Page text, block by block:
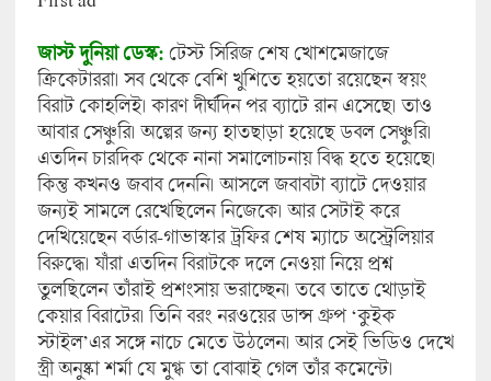
জাস্ট দুনিয়া ডেস্ক:টেস্ট সিরিজ শেষ খোশমেজাজে
ক্রিকেটাররা। সব থেকে বেশি খুশিতে হয়তো রয়েছেন স্বয়ং
বিরাট কোহলিই। কারণ দীর্ঘদিন পর ব্যাটে রান এসেছে। তাও
আবার সেঞ্চুরি। অল্পের জন্য হাতছাড়া হয়েছে ডবল সেঞ্চুরি।
এতদিন চারদিক থেকে নানা সমালোচনায় বিদ্ধ হতে হয়েছে।
কিন্তু কখনও জবাব দেননি। আসলে জবাবটা ব্যাটে দেওয়ার
জন্যই সামলে রেখেছিলেন নিজেকে। আর সেটাই করে
দেখিয়েছেন বর্ডার-গাভাস্কার ট্রফির শেষ ম্যাচে অস্ট্রেলিয়ার
বিরুদ্ধে। যাঁরা এতদিন বিরাটকে দলে নেওয়া নিয়ে প্রশ্ন
তুলছিলেন তাঁরাই প্রশংসায় ভরাচ্ছেন। তবে তাতে থোড়াই
কেয়ার বিরাটের। তিনি বরং নরওয়ের ডান্স গ্রুপ ‘কুইক
স্টাইল’এর সঙ্গে নাচে মেতে উঠলেন। আর সেই ভিডিও দেখে
স্ত্রী অনুষ্কা শর্মা যে মুগ্ধ তা বোঝাই গেল তাঁর কমেন্টে।